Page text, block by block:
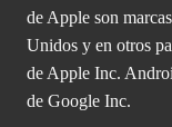
de Apple son
Unidos y en otros
de Apple Inc.
de Google Inc.